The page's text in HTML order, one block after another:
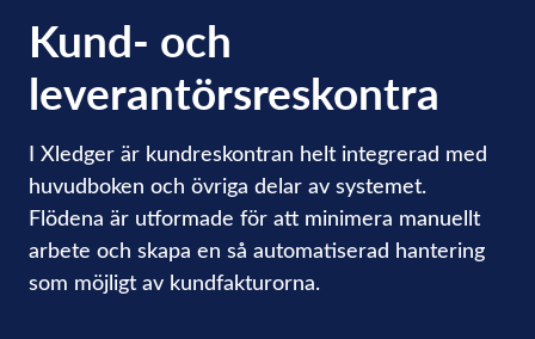
Kund- och
leverantörsreskontra
I Xledger är kundreskontran helt integrerad med
huvudboken och övriga delar av systemet.
Flödena är utformade för att minimera manuellt
arbete och skapa en så automatiserad hantering
som möjligt av kundfakturorna.